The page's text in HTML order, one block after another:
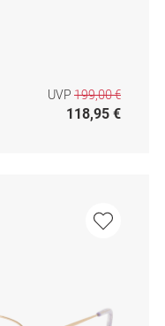
UVP 199,00 €
118,95 €